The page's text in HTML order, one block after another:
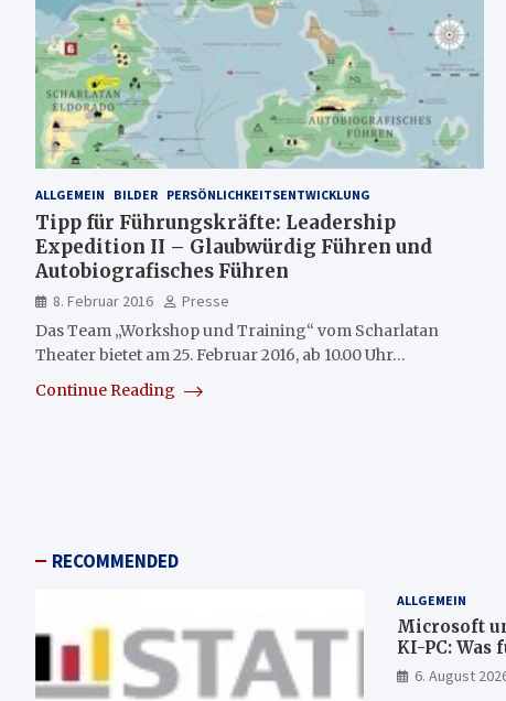
ALLGEMEIN BILDER PERSÖNLICHKEITSENTWICKLUNG
Tipp für Führungskräfte: Leadership
Expedition II – Glaubwürdig Führen und
Autobiografisches Führen
8. Februar 2016
Presse
Das Team „Workshop und Training“ vom Scharlatan
Theater bietet am 25. Februar 2016, ab 10.00 Uhr…
Continue Reading
RECOMMENDED
ALLGEMEIN
Microsoft
KI-PC: Was
künftig
läuft und
6. August